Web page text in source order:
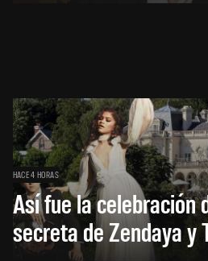
HACE 4 HORAS
Así fue la celebración
secreta de Zendaya y